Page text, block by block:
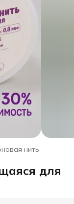
нить
для